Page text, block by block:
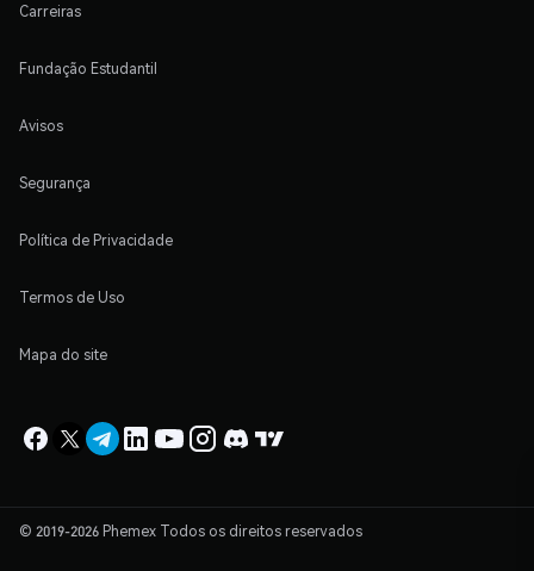
Carreiras
Fundação Estudantil
Avisos
Segurança
Política de Privacidade
Termos de Uso
Mapa do site
© 2019-2026 Phemex Todos os direitos reservados